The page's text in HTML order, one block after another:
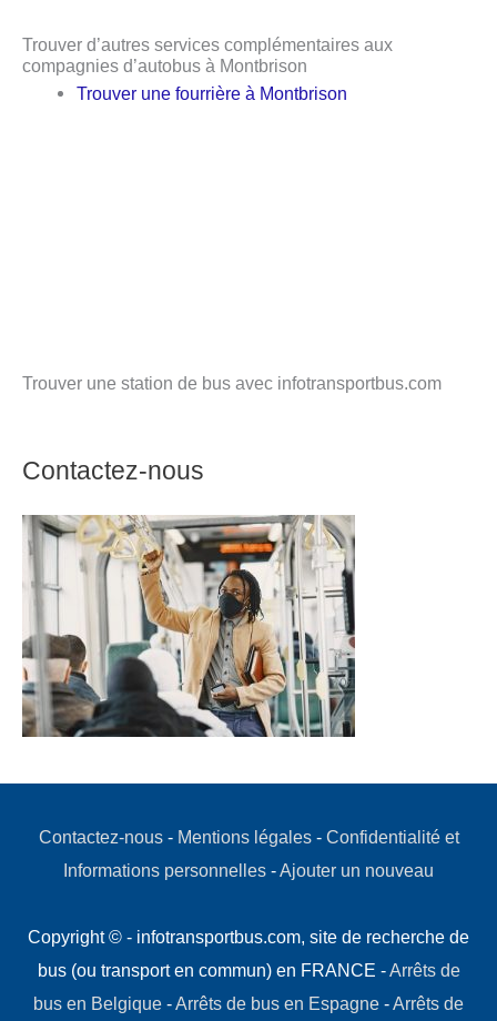
Trouver d’autres services complémentaires aux
compagnies d’autobus à Montbrison
Trouver une fourrière à Montbrison
Trouver une station de bus avec infotransportbus.com
Contactez-nous
Contactez-nous- Mentions légales- Confidentialité et
Informations personnelles -Ajouter un nouveau
Copyright © - infotransportbus.com, site de recherche de
bus (ou transport en commun) en FRANCE -Arrêts de
bus en Belgique -Arrêts de bus en Espagne -Arrêts de